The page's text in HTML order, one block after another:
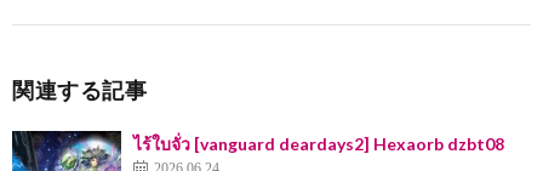
関連する記事
ไร้ใบจั่ว [vanguard deardays2] Hexaorb dzbt08
2026.06.24